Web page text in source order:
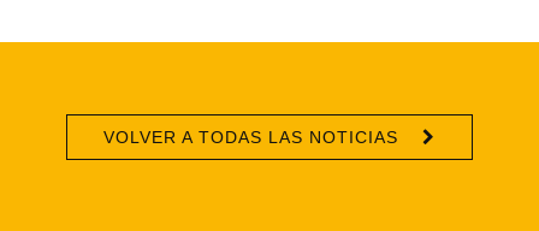
VOLVER A TODAS LAS NOTICIAS